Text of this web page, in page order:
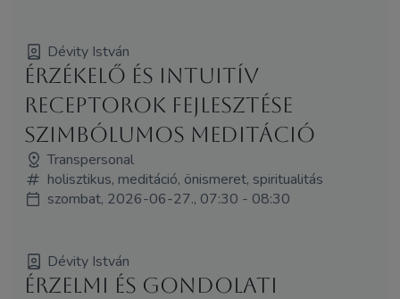
Dévity István
Érzékelő és intuitív
receptorok fejlesztése
szimbólumos meditáció
Transpersonal
holisztikus, meditáció, önismeret, spiritualitás
szombat, 2026-06-27., 07:30 - 08:30
Dévity István
Érzelmi és gondolati